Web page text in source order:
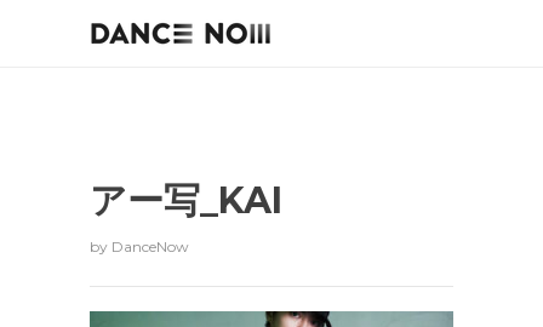
アー写_KAI
by DanceNow